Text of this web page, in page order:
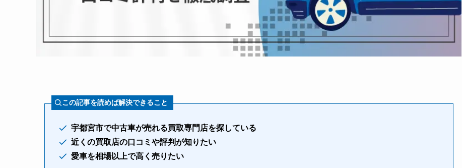
この記事を読めば解決できること
宇都宮市で中古車が売れる買取専門店を探している
近くの買取店の口コミや評判が知りたい
愛車を相場以上で高く売りたい